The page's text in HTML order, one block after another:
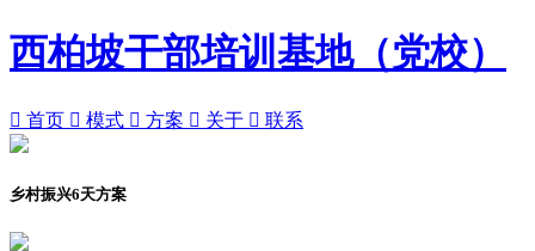
西柏坡干部培训基地（党校）
 首页  模式  方案  关于  联系
乡村振兴6天方案